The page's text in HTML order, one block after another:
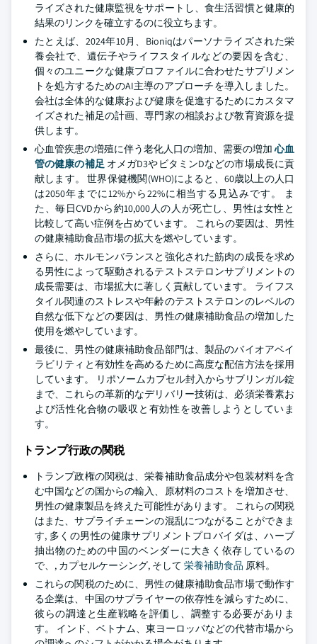
ライズされた健康監視をサポートし、食生活習慣と健康的
結果のリンクを確立するのに役立ちます。
たとえば、2024年10月、Bioniqはパーソナライズされた栄
養会社で、遺伝子やライフスタイルなどの要因を含む、
個々のユニークな健康プロファイルに合わせたサプリメン
トを処方するためのAI主導のアプローチを導入しました。
会社は全体的な健康および健康を促進するためにカスタマ
イズされた補足の計画、専門家の相談および教育資源を提
供します。
心血管疾患の増殖に伴う老化人口の増加、需要の増加 心血
管の健康の補足オメガD3やビタミンDなどの市場成長に貢
献します。 世界保健機関(WHO)によると、60歳以上の人口
は2050年までに12%から22%に相当する見込みです。 ま
た、毎日CVDから約10,000人の人が死亡し、男性は女性と
比較して高い症例を占めています。 これらの要因は、男性
の健康補助食品市場の拡大を燃やしています。
さらに、ホルモンバランスと強化された筋肉の成長を求め
る男性によって駆動されるテストステロンサプリメントの
成長需要は、市場拡大に著しく貢献しています。 ライフス
タイル関連のストレスや年齢のテストステロンのレベルの
自然な低下などの要因は、男性の健康補助食品の増加した
使用を燃やしています。
最後に、男性の健康補助食品部門は、製品のバイオアベイ
ラビリティと有効性を高めるために高度な配信方法を採用
しています。 リポソームカプセル封入からサブリンガル錠
まで、これらの革新的なデリバリー技術は、必須栄養素お
よび活性化合物の吸収と有効性を改善しようとしていま
す。
トランプ行政の関税
トランプ政権の関税は、栄養補助食品成分や包装材料を含
む中国などの国からの輸入、原材料のコストを増加させ、
男性の健康製品を終えた可能性があります。 これらの関税
はまた、サプライチェーンの混乱につながることができま
す, 多くの男性の健康サプリメントプロバイダは、ハーブ
抽出物のための中国のベンダーに大きく依存しているの
で、, カプセルケーシング, そして 栄養補助食品 原料。
これらの関税のために、男性の健康補助食品市場で動作す
る企業は、中国のサプライヤーの依存性を減らすために、
彼らの調達と生産戦略を評価し、調整する必要がありま
す。 インド、ベトナム、東ヨーロッパなどの代替市場から